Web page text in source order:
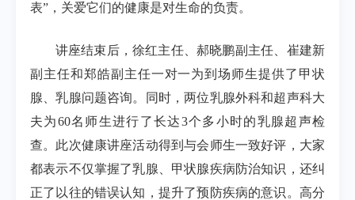
表”，关爱它们的健康是对生命的负责。
讲座结束后，徐红主任、郝晓鹏副主任、崔建新
副主任和郑皓副主任一对一为到场师生提供了甲状
腺、乳腺问题咨询。同时，两位乳腺外科和超声科大
夫为60名师生进行了长达3个多小时的乳腺超声检
查。此次健康讲座活动得到与会师生一致好评，大家
都表示不仅掌握了乳腺、甲状腺疾病防治知识，还纠
正了以往的错误认知，提升了预防疾病的意识。高分